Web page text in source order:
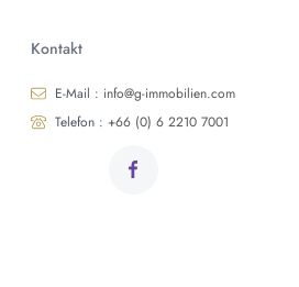
Kontakt
E-Mail : info@g-immobilien.com
Telefon : +66 (0) 6 2210 7001